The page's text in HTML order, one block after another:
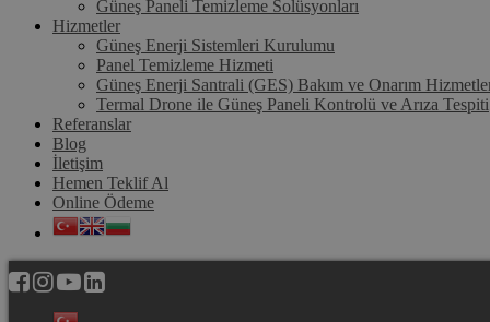
Güneş Paneli Temizleme Solüsyonları
Hizmetler
Güneş Enerji Sistemleri Kurulumu
Panel Temizleme Hizmeti
Güneş Enerji Santrali (GES) Bakım ve Onarım
Termal Drone ile Güneş Paneli Kontrolü ve Arıza Tespiti
Referanslar
Blog
İletişim
Hemen Teklif Al
Online Ödeme